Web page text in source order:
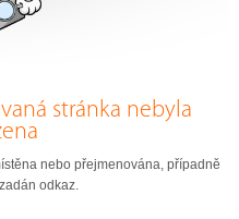
stránka nebyla
nebo přejmenována, případně
odkaz.